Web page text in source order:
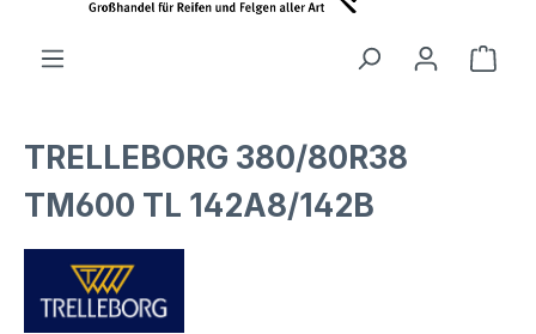
TRELLEBORG 380/80R38
TM600 TL 142A8/142B